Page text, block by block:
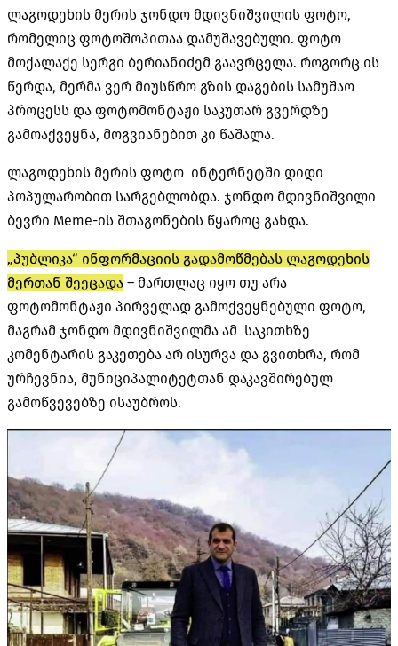
ლაგოდეხის მერის ჯონდო მდივნიშვილის ფოტო,
რომელიც ფოტოშოპითაა დამუშავებული. ფოტო
მოქალაქე სერგი ბერიანიძემ გაავრცელა. როგორც ის
წერდა, მერმა ვერ მიუსწრო გზის დაგების სამუშაო
პროცესს და ფოტომონტაჟი საკუთარ გვერდზე
გამოაქვეყნა, მოგვიანებით კი წაშალა.
ლაგოდეხის მერის ფოტო ინტერნეტში დიდი
პოპულარობით სარგებლობდა. ჯონდო მდივნიშვილი
ბევრი Meme-ის შთაგონების წყაროც გახდა.
„პუბლიკა“ ინფორმაციის გადამოწმებას ლაგოდეხის
მერთან შეეცადა – მართლაც იყო თუ არა
ფოტომონტაჟი პირველად გამოქვეყნებული ფოტო,
მაგრამ ჯონდო მდივნიშვილმა ამ საკითხზე
კომენტარის გაკეთება არ ისურვა და გვითხრა, რომ
ურჩევნია, მუნიციპალიტეტთან დაკავშირებულ
გამოწვევებზე ისაუბროს.